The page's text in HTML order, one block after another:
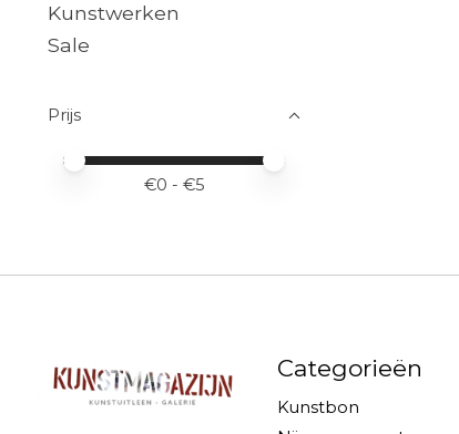
Kunstwerken
Sale
Prijs
Minimale prijswaarde
Price maximum value
€0 - €5
Categorieën
Kunstbon